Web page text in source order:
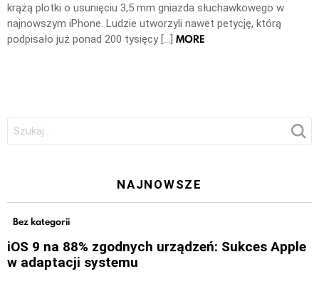
krążą plotki o usunięciu 3,5 mm gniazda słuchawkowego w
najnowszym iPhone. Ludzie utworzyli nawet petycję, którą
podpisało już ponad 200 tysięcy […] MORE
Szukaj:
NAJNOWSZE
Bez kategorii
iOS 9 na 88% zgodnych urządzeń: Sukces Apple
w adaptacji systemu